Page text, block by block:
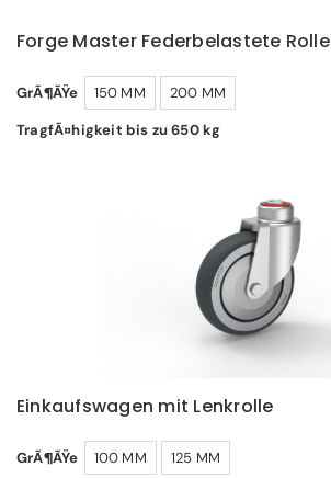
Forge Master Federbelastete Rolle
GrÃ¶ÃŸe 150 MM
200 MM
TragfÃ¤higkeit bis zu 650 kg
Einkaufswagen mit Lenkrolle
GrÃ¶ÃŸe 100 MM
125 MM